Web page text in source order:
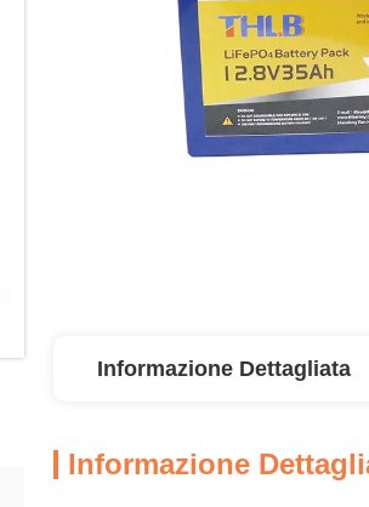
Informazione Dettagliata
Informazione